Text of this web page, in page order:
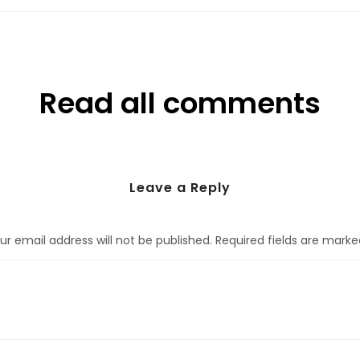
Read all comments
Leave a Reply
email address will not be published. Required fields are